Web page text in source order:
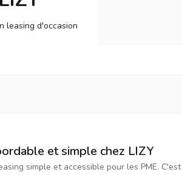
leasing d'occasion
et simple chez LIZY
simple et accessible pour les PME.